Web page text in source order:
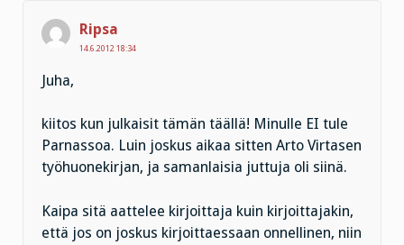
Ripsa
14.6.2012 18:34
Juha,
kiitos kun julkaisit tämän täällä! Minulle EI tule
Parnassoa. Luin joskus aikaa sitten Arto Virtasen
työhuonekirjan, ja samanlaisia juttuja oli siinä.
Kaipa sitä aattelee kirjoittaja kuin kirjoittajakin,
että jos on joskus kirjoittaessaan onnellinen, niin